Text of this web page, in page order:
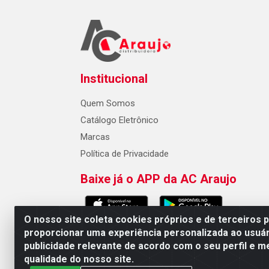
O nosso site coleta cookies próprios e de terceiros
proporcionar uma experiência personalizada ao
publicidade relevante de acordo com o seu perfil e
qualidade do nosso site.
Institucional
Quem Somos
Catálogo Eletrônico
Marcas
Política de Privacidade
Baixe já o APP da AC Araujo
AC Araujo Distribuidora - Rua